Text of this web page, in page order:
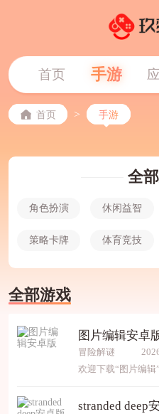
首页 手游
首页 > 手游
全
角色扮演 休闲益智
策略卡牌 体育竞技
全部游戏
图片编辑安卓
冒险解谜
stranded deep